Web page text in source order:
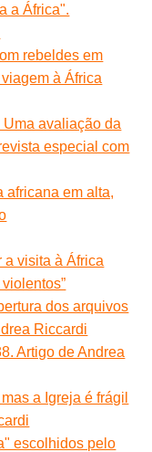
a África".
rebeldes em
à África
Uma avaliação da
especial com
africana em alta,
a visita à África
dos arquivos
Riccardi
Artigo de Andrea
a Igreja é frágil
escolhidos pelo